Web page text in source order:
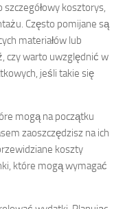
kosztorys,
Często pomijane są
materiałów lub
czy warto uwzględnić w
jeśli takie się
mogą na początku
zaoszczędzisz na ich
koszty
które mogą wymagać